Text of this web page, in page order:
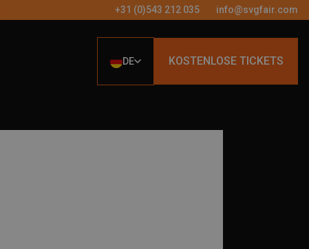
+31 (0)543 212 035 info@svgfair.com
DE KOSTENLOSE TICKETS